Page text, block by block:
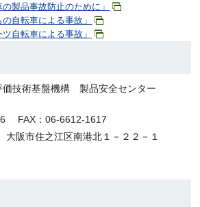
製品事故防止のために」
自転車による事故」
自転車による事故」
価技術基盤機構 製品安全センター
FAX：06-6612-1617
阪市住之江区南港北１－２２－１